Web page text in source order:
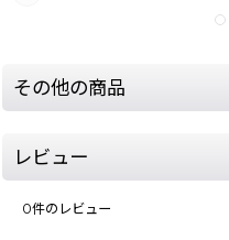
その他の商品
レビュー
0件のレビュー